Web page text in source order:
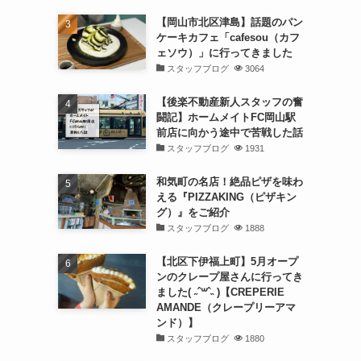
【岡山市北区津島】話題のパン
ケーキカフェ「cafesou（カフ
ェソウ）」に行ってきました
スタッフブログ 3064
【後楽不動産新人スタッフの奮
闘記】ホームメイトFC岡山駅
前店に向かう途中で苦戦した話
スタッフブログ 1931
和気町の名店！絶品ピザを味わ
える『PIZZAKING（ピザキン
グ）』をご紹介
スタッフブログ 1888
【北区下伊福上町】5月オープ
ンのクレープ屋さんに行ってき
ました( ˶ˆ꒳ˆ˵ )【CREPERIE
AMANDE（クレープリーアマ
ンド）】
スタッフブログ 1880